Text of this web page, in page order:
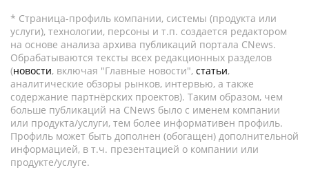
* Страница-профиль компании, системы (продукта или
услуги), технологии, персоны и т.п. создается редактором
на основе анализа архива публикаций портала CNews.
Обрабатываются тексты всех редакционных разделов
(новости, включая "Главные новости", статьи,
аналитические обзоры рынков, интервью, а также
содержание партнёрских проектов). Таким образом, чем
больше публикаций на CNews было с именем компании
или продукта/услуги, тем более информативен профиль.
Профиль может быть дополнен (обогащен) дополнительной
информацией, в т.ч. презентацией о компании или
продукте/услуге.